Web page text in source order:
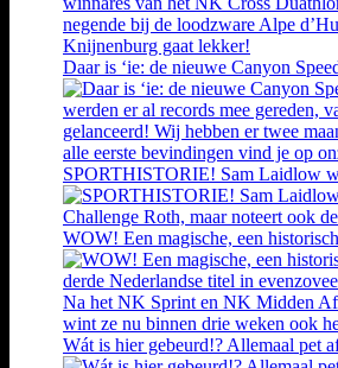
Daar is ‘ie: de nieuwe Canyon
SPORTHISTORIE! Sam Laidlow
WOW! Een magische, een
Wát is hier gebeurd!? Allemaal pet